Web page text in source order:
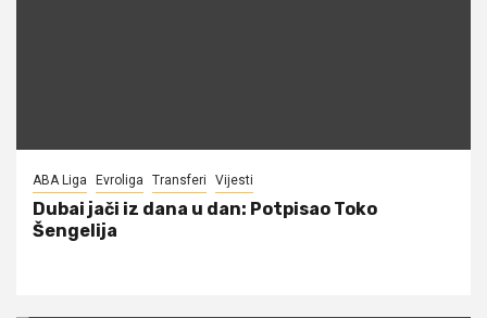
ABA Liga Evroliga Transferi Vijesti
Dubai jači iz dana u dan: Potpisao Toko
Šengelija